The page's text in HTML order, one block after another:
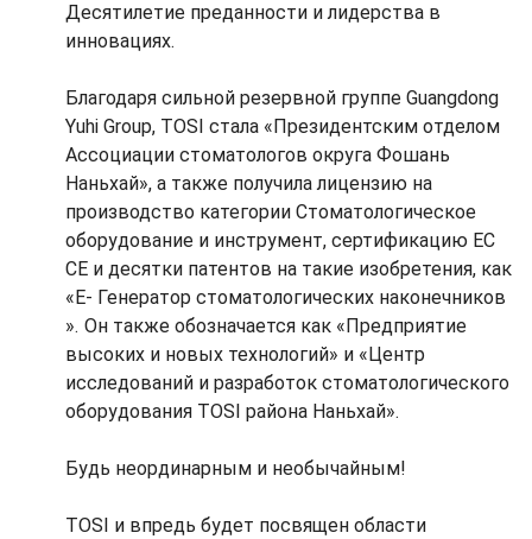
Десятилетие преданности и лидерства в
инновациях.
Благодаря сильной резервной группе Guangdong
Yuhi Group, TOSI стала «Президентским отделом
Ассоциации стоматологов округа Фошань
Наньхай», а также получила лицензию на
производство категории Стоматологическое
оборудование и инструмент, сертификацию ЕС
CE и десятки патентов на такие изобретения, как
«E- Генератор стоматологических наконечников
». Он также обозначается как «Предприятие
высоких и новых технологий» и «Центр
исследований и разработок стоматологического
оборудования TOSI района Наньхай».
Будь неординарным и необычайным!
TOSI и впредь будет посвящен области